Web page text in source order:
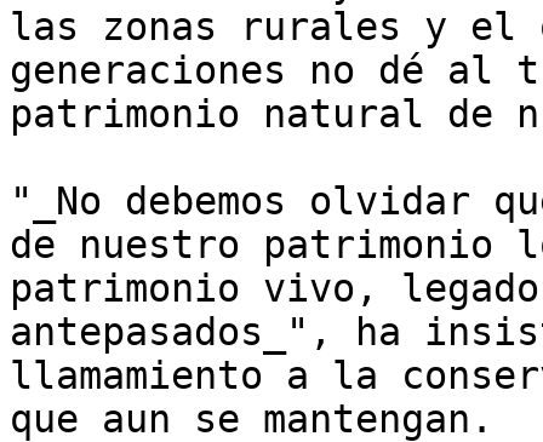
las zonas rurales y el
generaciones no dé al
patrimonio natural de
"_No debemos olvidar
de nuestro patrimonio
patrimonio vivo,
antepasados_", ha
llamamiento a la
que aun se mantengan.